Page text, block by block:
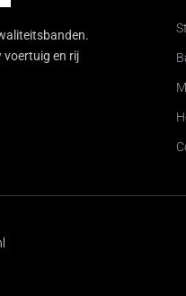
voertuig en rij